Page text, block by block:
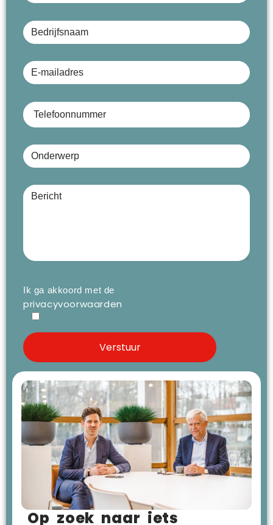
Ik ga akkoord met de
privacyvoorwaarden
Op zoek naar iets